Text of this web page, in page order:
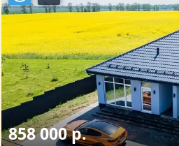
858 000 р.